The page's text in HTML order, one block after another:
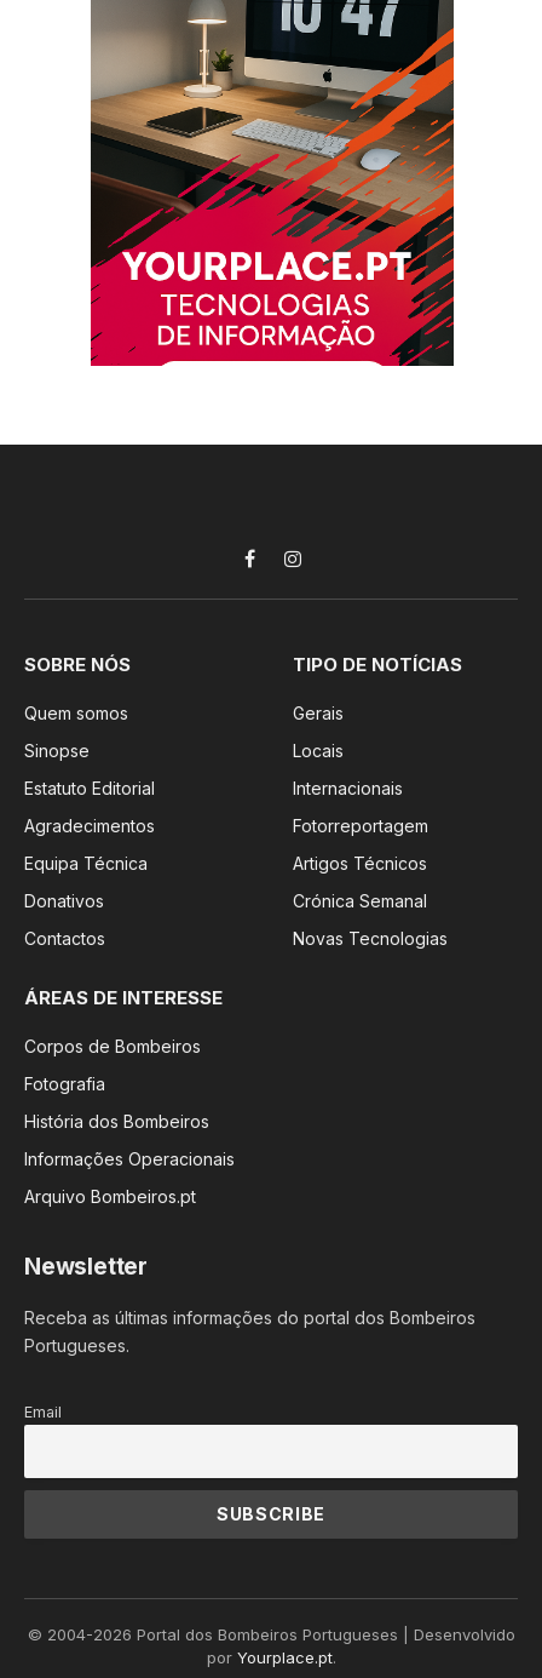
FacebookInstagram
SOBRE NÓS
Quem somos
Sinopse
Estatuto Editorial
Agradecimentos
Equipa Técnica
Donativos
Contactos
TIPO DE NOTÍCIAS
Gerais
Locais
Internacionais
Fotorreportagem
Artigos Técnicos
Crónica Semanal
Novas Tecnologias
ÁREAS DE INTERESSE
Corpos de Bombeiros
Fotografia
História dos Bombeiros
Informações Operacionais
Arquivo Bombeiros.pt
Newsletter
Receba as últimas informações do portal dos Bombeiros
Portugueses.
Email
© 2004-2026 Portal dos Bombeiros Portugueses | Desenvolvido
por Yourplace.pt.